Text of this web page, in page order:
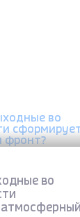
во